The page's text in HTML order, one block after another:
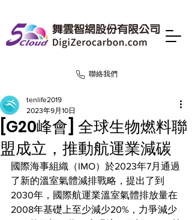
聯絡我們
[G20峰會] 全球生物燃料聯
盟成立，推動航運業減碳
tenlife2019
2023年9月10日
國際海事組織（IMO）於2023年7月通過
了新的溫室氣體減排戰略，提出了到
2030年，國際航運業溫室氣體排放量在
2008年基礎上至少減少20%，力爭減少